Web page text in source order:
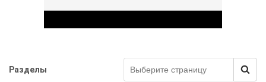
Разделы